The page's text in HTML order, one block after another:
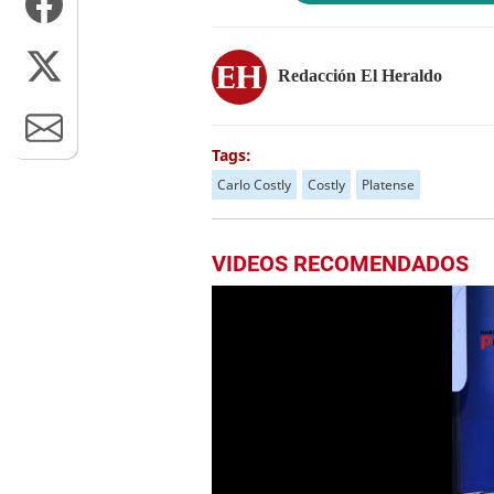
Redacción El Heraldo
Tags:
Carlo Costly Costly Platense
VIDEOS RECOMENDADOS